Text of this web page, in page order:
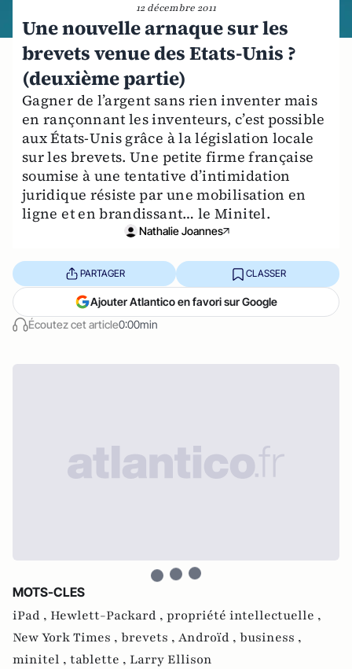
12 décembre 2011
Une nouvelle arnaque sur les
brevets venue des Etats-Unis ?
(deuxième partie)
Gagner de l’argent sans rien inventer mais
en rançonnant les inventeurs, c’est possible
aux États-Unis grâce à la législation locale
sur les brevets. Une petite firme française
soumise à une tentative d’intimidation
juridique résiste par une mobilisation en
ligne et en brandissant… le Minitel.
Nathalie Joannes
Écoutez cet article0:00min
PARTAGER CLASSER
Ajouter Atlantico en favori sur Google
MOTS-CLES
iPad , Hewlett-Packard , propriété intellectuelle ,
New York Times , brevets , Androïd , business ,
minitel , tablette , Larry Ellison